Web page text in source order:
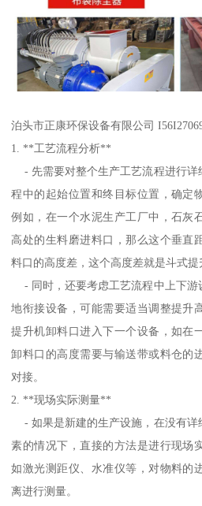
泊头市正康环保设备有限公司
1. **工艺流程分析**
- 先需要对整个生产工艺流程进行详
程中的起始位置和终目标位置，确定
例如，在一个水泥生产工厂中，石灰
高处的生料磨进料口，那么这个垂直
料口的高度差，这个高度差就是斗式提
- 同时，还要考虑工艺流程中上下游
地衔接设备，可能需要适当调整提升
提升机卸料口进入下一个设备，如在
卸料口的高度需要与输送带或料仓的
对接。
2. **现场实际测量**
- 如果是新建的生产设施，在没有详
素的情况下，直接的方法是进行现场
如激光测距仪、水准仪等，对物料的
离进行测量。